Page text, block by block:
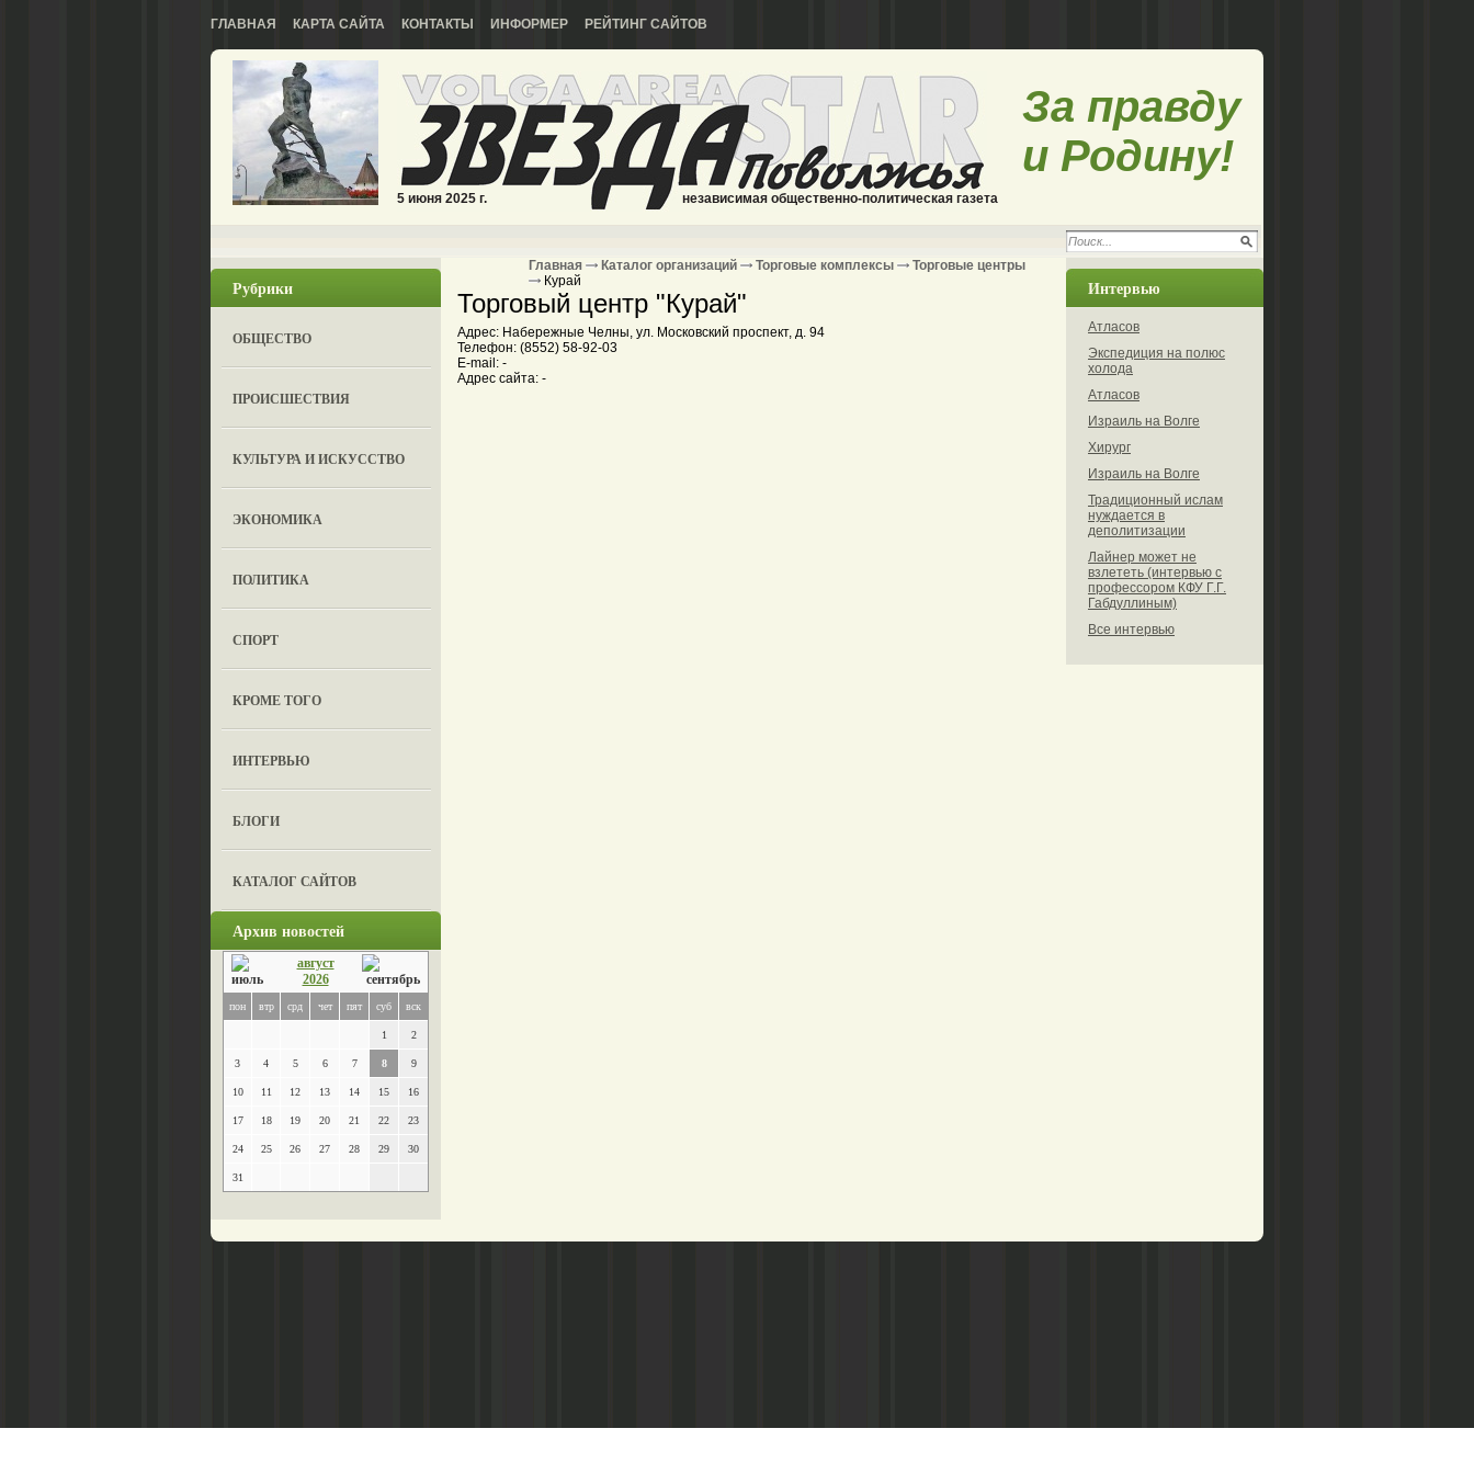
ГЛАВНАЯ КАРТА САЙТА КОНТАКТЫ ИНФОРМЕР РЕЙТИНГ САЙТОВ
5 июня 2025 г. независимая общественно-политическая газета
За правду
и Родину!
Рубрики
ОБЩЕСТВО
ПРОИСШЕСТВИЯ
КУЛЬТУРА И ИСКУССТВО
ЭКОНОМИКА
ПОЛИТИКА
СПОРТ
КРОМЕ ТОГО
ИНТЕРВЬЮ
БЛОГИ
КАТАЛОГ САЙТОВ
Архив новостей
август
2026
пон втр срд чет пят суб вск
1 2
3 4 5 6 7 8 9
10 11 12 13 14 15 16
17 18 19 20 21 22 23
24 25 26 27 28 29 30
31
Главная Каталог организаций Торговые комплексы
Торговые центры
Курай
Торговый центр "Курай"
Адрес: Набережные Челны, ул. Московский проспект, д. 94
Телефон: (8552) 58-92-03
E-mail: -
Адрес сайта: -
Интервью
Атласов
Экспедиция на полюс
холода
Атласов
Израиль на Волге
Хирург
Израиль на Волге
Традиционный ислам
нуждается в
деполитизации
Лайнер может не
взлететь (интервью с
профессором КФУ Г.Г.
Габдуллиным)
Все интервью